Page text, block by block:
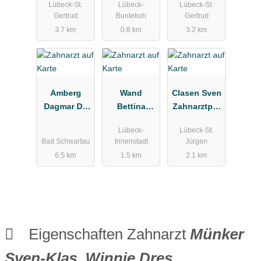
Lübeck-St.
Gertrud
3.7 km
xis
Lübeck-
Buntekuh
0.8 km
Lübeck-St.
Gertrud
3.2 km
Amberg
Dagmar Dr.
Bad Schwartau
6.5 km
Wand
Bettina
xis
Lübeck-
Innenstadt
1.5 km
Clasen Sven
Zahnarztpra
Lübeck-St.
Jürgen
2.1 km
Eigenschaften Zahnarzt Münker